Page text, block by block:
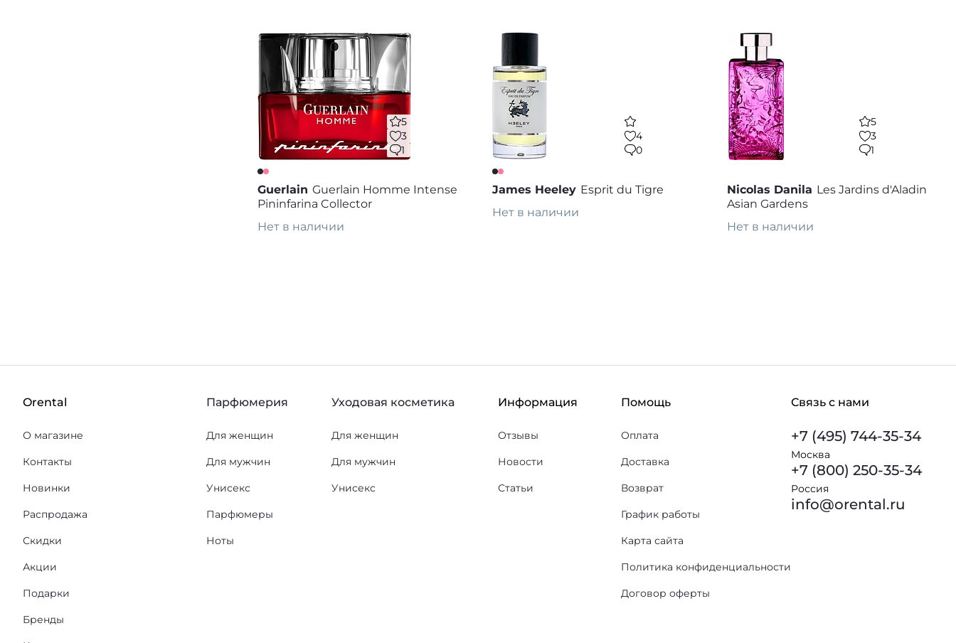
5
3
1
Guerlain Guerlain Homme Intense
Pininfarina Collector
Нет в наличии
4
0
James Heeley Esprit du Tigre
Нет в наличии
5
3
1
Nicolas Danila Les Jardins d'Aladin
Asian Gardens
Нет в наличии
Orental
О магазине
Контакты
Новинки
Распродажа
Скидки
Акции
Подарки
Бренды
Парфюмерия
Для женщин
Для мужчин
Унисекс
Парфюмеры
Ноты
Уходовая косметика
Для женщин
Для мужчин
Унисекс
Информация
Отзывы
Новости
Статьи
Помощь
Оплата
Доставка
Возврат
График работы
Карта сайта
Политика конфиденциальности
Договор оферты
Связь с нами
+7 (495) 744-35-34
Москва
+7 (800) 250-35-34
Россия
info@orental.ru